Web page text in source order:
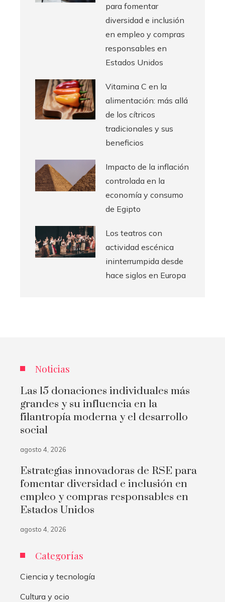
para fomentar
diversidad e inclusión
en empleo y compras
responsables en
Estados Unidos
Vitamina C en la
alimentación: más allá
de los cítricos
tradicionales y sus
beneficios
Impacto de la inflación
controlada en la
economía y consumo
de Egipto
Los teatros con
actividad escénica
ininterrumpida desde
hace siglos en Europa
Noticias
Las 15 donaciones individuales más
grandes y su influencia en la
filantropía moderna y el desarrollo
social
agosto 4, 2026
Estrategias innovadoras de RSE para
fomentar diversidad e inclusión en
empleo y compras responsables en
Estados Unidos
agosto 4, 2026
Categorías
Ciencia y tecnología
Cultura y ocio